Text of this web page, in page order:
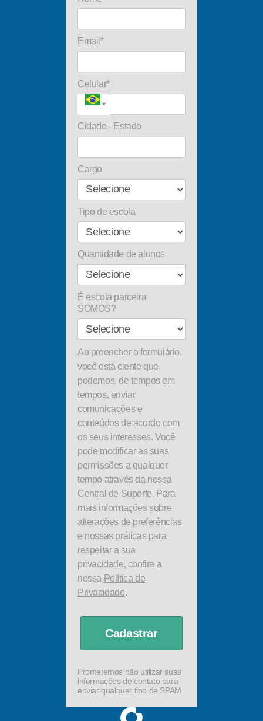
Email*
Celular*
Cidade - Estado
Cargo
Tipo de escola
Quantidade de alunos
É escola parceira
SOMOS?
Ao preencher o formulário,
você está ciente que
podemos, de tempos em
tempos, enviar
comunicações e
conteúdos de acordo com
os seus interesses. Você
pode modificar as suas
permissões a qualquer
tempo através da nossa
Central de Suporte. Para
mais informações sobre
alterações de preferências
e nossas práticas para
respeitar a sua
privacidade, confira a
nossa Política de
Privacidade.
Cadastrar
Prometemos não utilizar suas
informações de contato para
enviar qualquer tipo de SPAM.